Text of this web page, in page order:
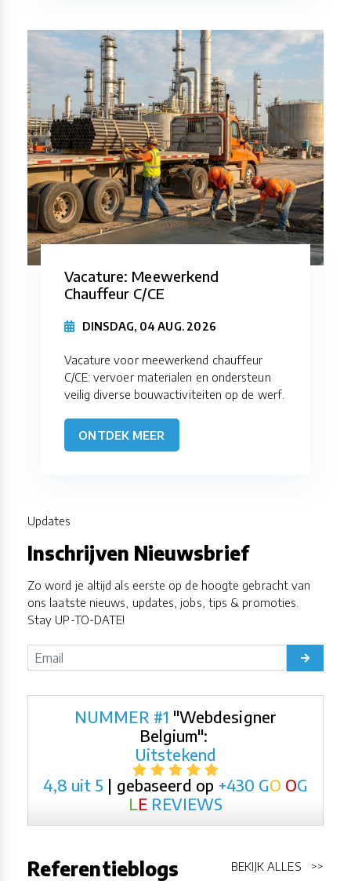
Vacature: Meewerkend
Chauffeur C/CE
DINSDAG, 04 AUG. 2026
Vacature voor meewerkend chauffeur
C/CE: vervoer materialen en ondersteun
veilig diverse bouwactiviteiten op de werf.
ONTDEK MEER
Updates
Inschrijven Nieuwsbrief
Zo word je altijd als eerste op de hoogte gebracht van
ons laatste nieuws, updates, jobs, tips & promoties.
Stay UP-TO-DATE!
NUMMER #1 "Webdesigner
Belgium":
Uitstekend
4,8 uit 5 | gebaseerd op +430 GO OG
L E REVIEWS
Referentieblogs BEKIJK ALLES >>